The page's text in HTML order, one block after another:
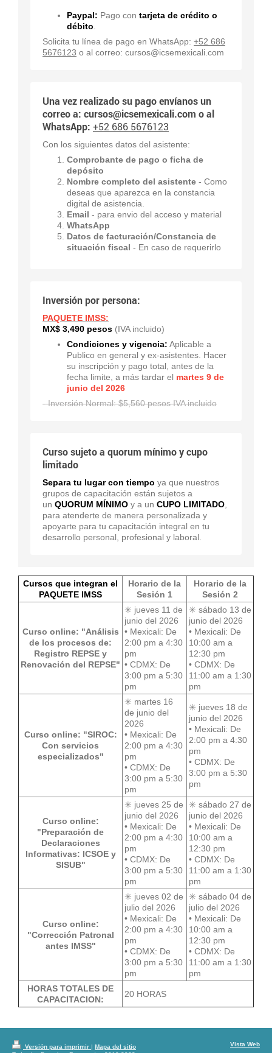
Paypal: Pago con tarjeta de crédito o
débito
Solicita tu línea de pago en WhatsApp: +52 686
5676123 o al correo: cursos@icsemexicali.com
Una vez realizado su pago envíanos un
correo a: cursos@icsemexicali.com o al
WhatsApp: +52 686 5676123
Con los siguientes datos del asistente:
Comprobante de pago o ficha de
depósito
Nombre completo del asistente - Como
deseas que aparezca en la constancia
digital de asistencia.
Email - para envio del acceso y material
WhatsApp
Datos de facturación/Constancia de
situación fiscal - En caso de requerirlo
Inversión por persona:
PAQUETE IMSS:
MX$ 3,490 pesos (IVA incluido)
Condiciones y vigencia: Aplicable a
Publico en general y ex-asistentes. Hacer
su inscripción y pago total, antes de la
fecha limite, a más tardar el martes 9 de
junio del 2026
- Inversión Normal: $5,560 pesos IVA incluido
Curso sujeto a quorum mínimo y cupo
limitado
Separa tu lugar con tiempo ya que nuestros
grupos de capacitación están sujetos a
un QUORUM MÍNIMO y a un CUPO LIMITADO
para atenderte de manera personalizada y
apoyarte para tu capacitación integral en tu
desarrollo personal, profesional y laboral.
Cursos que integran el
PAQUETE IMSS
Horario de la
Sesión 1
Horario de la
Sesión 2
Curso online: "Análisis
de los procesos de:
Registro REPSE y
Renovación del REPSE"
✳️ jueves 11 de
junio del 2026
• Mexicali: De
2:00 pm a 4:30
pm
• CDMX: De
3:00 pm a 5:30
pm
✳️ sábado 13 de
junio del 2026
• Mexicali: De
10:00 am a
12:30 pm
• CDMX: De
11:00 am a 1:30
pm
Curso online: "SIROC:
Con servicios
especializados"
✳️ martes 16
de junio del
2026
• Mexicali: De
2:00 pm a 4:30
pm
• CDMX: De
3:00 pm a 5:30
pm
✳️ jueves 18 de
junio del 2026
• Mexicali: De
2:00 pm a 4:30
pm
• CDMX: De
3:00 pm a 5:30
pm
Curso online:
"Preparación de
Declaraciones
Informativas: ICSOE y
SISUB"
✳️ jueves 25 de
junio del 2026
• Mexicali: De
2:00 pm a 4:30
pm
• CDMX: De
3:00 pm a 5:30
pm
✳️ sábado 27 de
junio del 2026
• Mexicali: De
10:00 am a
12:30 pm
• CDMX: De
11:00 am a 1:30
pm
Curso online:
"Corrección Patronal
antes IMSS"
✳️ jueves 02 de
julio del 2026
• Mexicali: De
2:00 pm a 4:30
pm
• CDMX: De
3:00 pm a 5:30
pm
✳️ sábado 04 de
julio del 2026
• Mexicali: De
10:00 am a
12:30 pm
• CDMX: De
11:00 am a 1:30
pm
HORAS TOTALES DE
CAPACITACION:
20 HORAS
Versión para imprimir | Mapa del sitio
Vista Web